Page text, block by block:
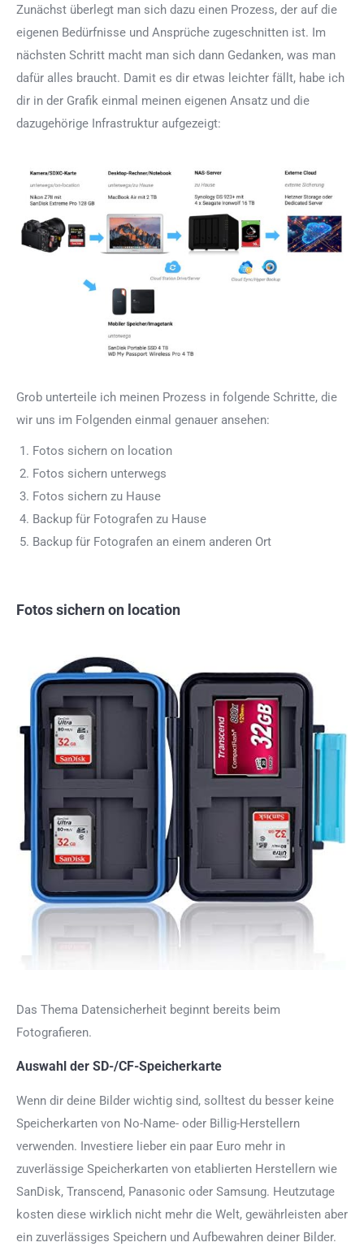
Zunächst überlegt man sich dazu einen Prozess, der auf die
eigenen Bedürfnisse und Ansprüche zugeschnitten ist. Im
nächsten Schritt macht man sich dann Gedanken, was man
dafür alles braucht. Damit es dir etwas leichter fällt, habe ich
dir in der Grafik einmal meinen eigenen Ansatz und die
dazugehörige Infrastruktur aufgezeigt:
Grob unterteile ich meinen Prozess in folgende Schritte, die
wir uns im Folgenden einmal genauer ansehen:
Fotos sichern on location
Fotos sichern unterwegs
Fotos sichern zu Hause
Backup für Fotografen zu Hause
Backup für Fotografen an einem anderen Ort
Fotos sichern on location
Das Thema Datensicherheit beginnt bereits beim
Fotografieren.
Auswahl der SD-/CF-Speicherkarte
Wenn dir deine Bilder wichtig sind, solltest du besser keine
Speicherkarten von No-Name- oder Billig-Herstellern
verwenden. Investiere lieber ein paar Euro mehr in
zuverlässige Speicherkarten von etablierten Herstellern wie
SanDisk, Transcend, Panasonic oder Samsung. Heutzutage
kosten diese wirklich nicht mehr die Welt, gewährleisten aber
ein zuverlässiges Speichern und Aufbewahren deiner Bilder.